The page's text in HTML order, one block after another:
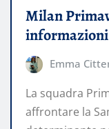
Milan
informazioni
Emma
La squadra
affrontare la